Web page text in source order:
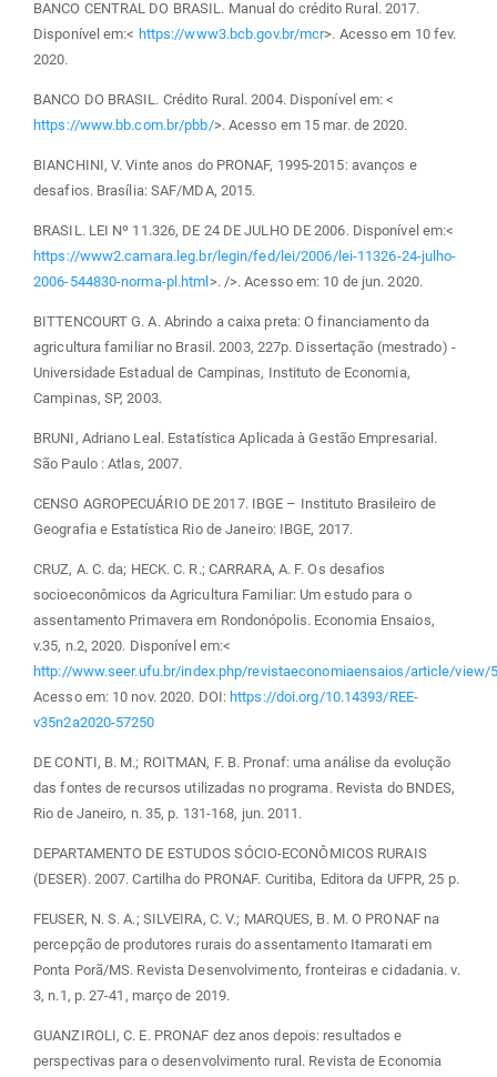
BANCO CENTRAL DO BRASIL. Manual do crédito Rural. 2017.
Disponível em:< https://www3.bcb.gov.br/mcr>. Acesso em 10 fev.
2020.
BANCO DO BRASIL. Crédito Rural. 2004. Disponível em: <
https://www.bb.com.br/pbb/>. Acesso em 15 mar. de 2020.
BIANCHINI, V. Vinte anos do PRONAF, 1995-2015: avanços e
desafios. Brasília: SAF/MDA, 2015.
BRASIL. LEI Nº 11.326, DE 24 DE JULHO DE 2006. Disponível em:<
https://www2.camara.leg.br/legin/fed/lei/2006/lei-11326-24-julho-
2006-544830-norma-pl.html >. />. Acesso em: 10 de jun. 2020.
BITTENCOURT G. A. Abrindo a caixa preta: O financiamento da
agricultura familiar no Brasil. 2003, 227p. Dissertação (mestrado) -
Universidade Estadual de Campinas, Instituto de Economia,
Campinas, SP, 2003.
BRUNI, Adriano Leal. Estatística Aplicada à Gestão Empresarial.
São Paulo : Atlas, 2007.
CENSO AGROPECUÁRIO DE 2017. IBGE – Instituto Brasileiro de
Geografia e Estatística Rio de Janeiro: IBGE, 2017.
CRUZ, A. C. da; HECK. C. R.; CARRARA, A. F. Os desafios
socioeconômicos da Agricultura Familiar: Um estudo para o
assentamento Primavera em Rondonópolis. Economia Ensaios,
v.35, n.2, 2020. Disponível em:<
http://www.seer.ufu.br/index.php/revistaeconomiaensaios/article/view/
Acesso em: 10 nov. 2020. DOI: https://doi.org/10.14393/REE-
v35n2a2020-57250
DE CONTI, B. M.; ROITMAN, F. B. Pronaf: uma análise da evolução
das fontes de recursos utilizadas no programa. Revista do BNDES,
Rio de Janeiro, n. 35, p. 131-168, jun. 2011.
DEPARTAMENTO DE ESTUDOS SÓCIO-ECONÔMICOS RURAIS
(DESER). 2007. Cartilha do PRONAF. Curitiba, Editora da UFPR, 25 p.
FEUSER, N. S. A.; SILVEIRA, C. V.; MARQUES, B. M. O PRONAF na
percepção de produtores rurais do assentamento Itamarati em
Ponta Porã/MS. Revista Desenvolvimento, fronteiras e cidadania. v.
3, n.1, p. 27-41, março de 2019.
GUANZIROLI, C. E. PRONAF dez anos depois: resultados e
perspectivas para o desenvolvimento rural. Revista de Economia